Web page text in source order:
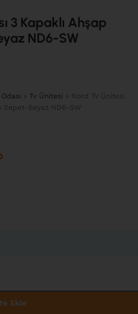
3 Kapaklı Ahşap
ND6-SW
» Tv Ünitesi »
Nord Tv Ünitesi
Sepet-Beyaz ND6-SW
Ekle